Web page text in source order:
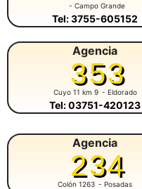
- Campo Grande
Tel: 3755-605152
Agencia
353
Cuyo 11 km 9 - Eldorado
Tel: 03751-420123
Agencia
234
Colón 1263 - Posadas